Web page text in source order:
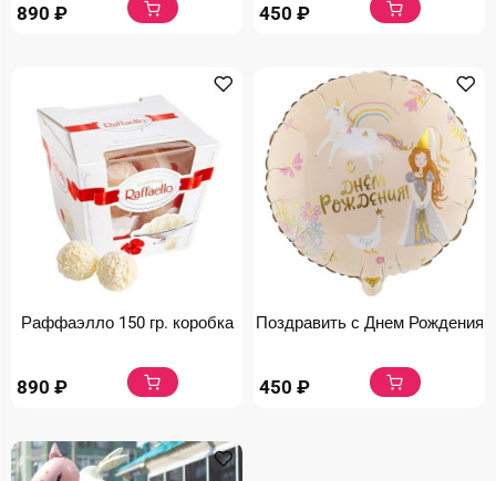
890 ₽ 450 ₽
Раффаэлло 150 гр. коробка
890 ₽
Поздравить с Днем Рождения
450 ₽